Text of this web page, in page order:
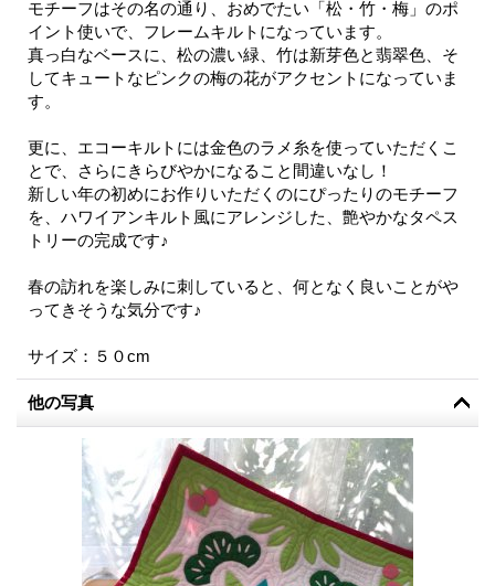
モチーフはその名の通り、おめでたい「松・竹・梅」のポ
イント使いで、フレームキルトになっています。
真っ白なベースに、松の濃い緑、竹は新芽色と翡翠色、そ
してキュートなピンクの梅の花がアクセントになっていま
す。
更に、エコーキルトには金色のラメ糸を使っていただくこ
とで、さらにきらびやかになること間違いなし！
新しい年の初めにお作りいただくのにぴったりのモチーフ
を、ハワイアンキルト風にアレンジした、艶やかなタペス
トリーの完成です♪
春の訪れを楽しみに刺していると、何となく良いことがや
ってきそうな気分です♪
サイズ：５０cm
他の写真